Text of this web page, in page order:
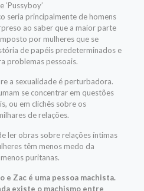
seria principalmente de homens
ao saber que a maior parte
por mulheres que se
de papéis predeterminados e
problemas pessoais.
a sexualidade é perturbadora.
se concentrar em questões
ou em clichês sobre os
de relações.
ler obras sobre relações íntimas
têm menos medo da
puritanas.
e Zac é uma pessoa machista.
existe o machismo entre